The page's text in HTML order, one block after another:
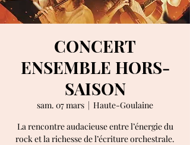
CONCERT
ENSEMBLE HORS-
SAISON
sam. 07 mars
  |
Haute-Goulaine
La rencontre audacieuse entre l’énergie du
rock et la richesse de l’écriture orchestrale.